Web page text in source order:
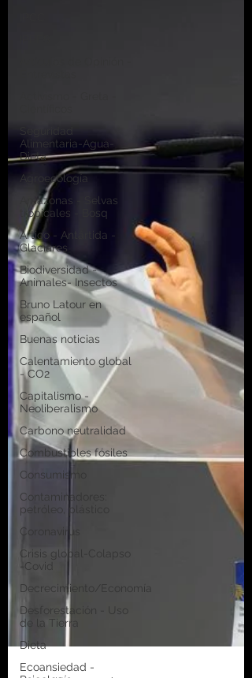
Seguridad
Alimentaria-Agua-
Dieta
Agroecología
Amazonas - Selvas
tropicales - Bosq
Artico - Antártida -
Glaciares
Biodiversidad -
Animales- Insectos
Bruno Latour en
español
Buenas noticias
Calentamiento global
- CO2
Capitalismo -
Neoliberalismo
Carbono neutralidad
Combustibles fósiles
Consumismo
Contaminadores:
petróleo, plástico
Coronavirus
Crisis global-Colapso
-Covid
Decrecimiento/Economía
Desforestación - Uso
de la Tierra
Dieta
Ecoansiedad -